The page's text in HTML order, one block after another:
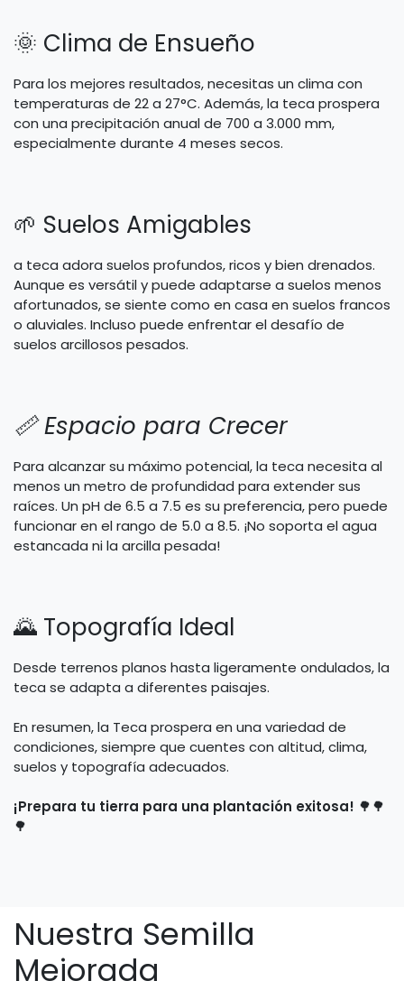
🌞 Clima de Ensueño
Para los mejores resultados, necesitas un clima con
temperaturas de 22 a 27°C. Además, la teca prospera
con una precipitación anual de 700 a 3.000 mm,
especialmente durante 4 meses secos.
🌱 Suelos Amigables
a teca adora suelos profundos, ricos y bien drenados.
Aunque es versátil y puede adaptarse a suelos menos
afortunados, se siente como en casa en suelos francos
o aluviales. Incluso puede enfrentar el desafío de
suelos arcillosos pesados.
📏 Espacio para Crecer
Para alcanzar su máximo potencial, la teca necesita al
menos un metro de profundidad para extender sus
raíces. Un pH de 6.5 a 7.5 es su preferencia, pero puede
funcionar en el rango de 5.0 a 8.5. ¡No soporta el agua
estancada ni la arcilla pesada!
🌄 Topografía Ideal
Desde terrenos planos hasta ligeramente ondulados, la
teca se adapta a diferentes paisajes.
En resumen, la Teca prospera en una variedad de
condiciones, siempre que cuentes con altitud, clima,
suelos y topografía adecuados.
¡Prepara tu tierra para una plantación exitosa! 🌳🌳
🌳
Nuestra Semilla
Mejorada